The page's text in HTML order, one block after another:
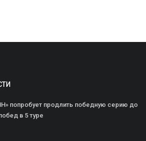
попробует продлить победную серию до
в 5 туре